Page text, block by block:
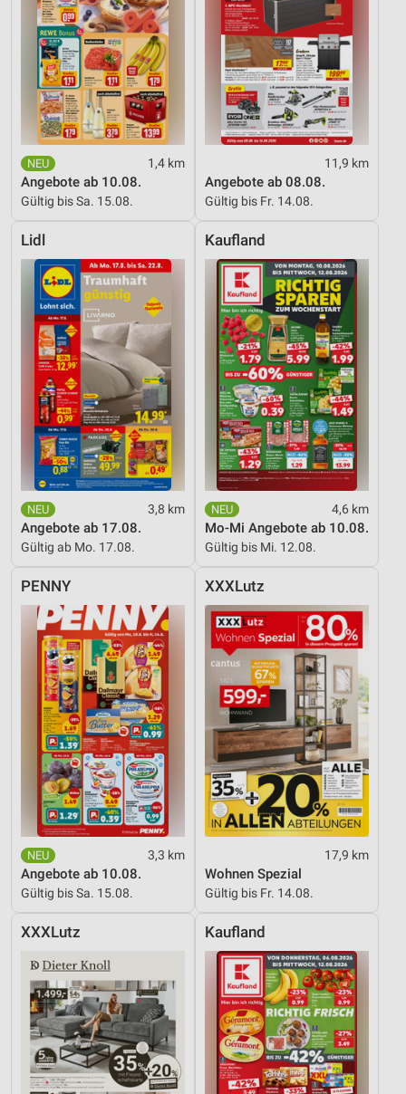
1,4 km
Angebote ab 10.08.
Gültig bis Sa. 15.08.
11,9 km
Angebote ab 08.08.
Gültig bis Fr. 14.08.
Lidl
3,8 km
Angebote ab 17.08.
Gültig ab Mo. 17.08.
Kaufland
4,6 km
Mo-Mi Angebote ab 10.08.
Gültig bis Mi. 12.08.
PENNY
3,3 km
Angebote ab 10.08.
Gültig bis Sa. 15.08.
XXXLutz
17,9 km
Wohnen Spezial
Gültig bis Fr. 14.08.
XXXLutz Kaufland